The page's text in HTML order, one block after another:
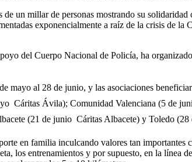
un millar de personas mostrando su
exponencialmente a raíz de la crisis de la
del Cuerpo Nacional de Policía, ha
mayo al 28 de junio, y las asociaciones
 Cáritas Ávila); Comunidad Valenciana (5 de
(21 de junio  Cáritas Albacete) y Toledo (28
en familia inculcando valores tan
los entrenamientos y por supuesto, en la